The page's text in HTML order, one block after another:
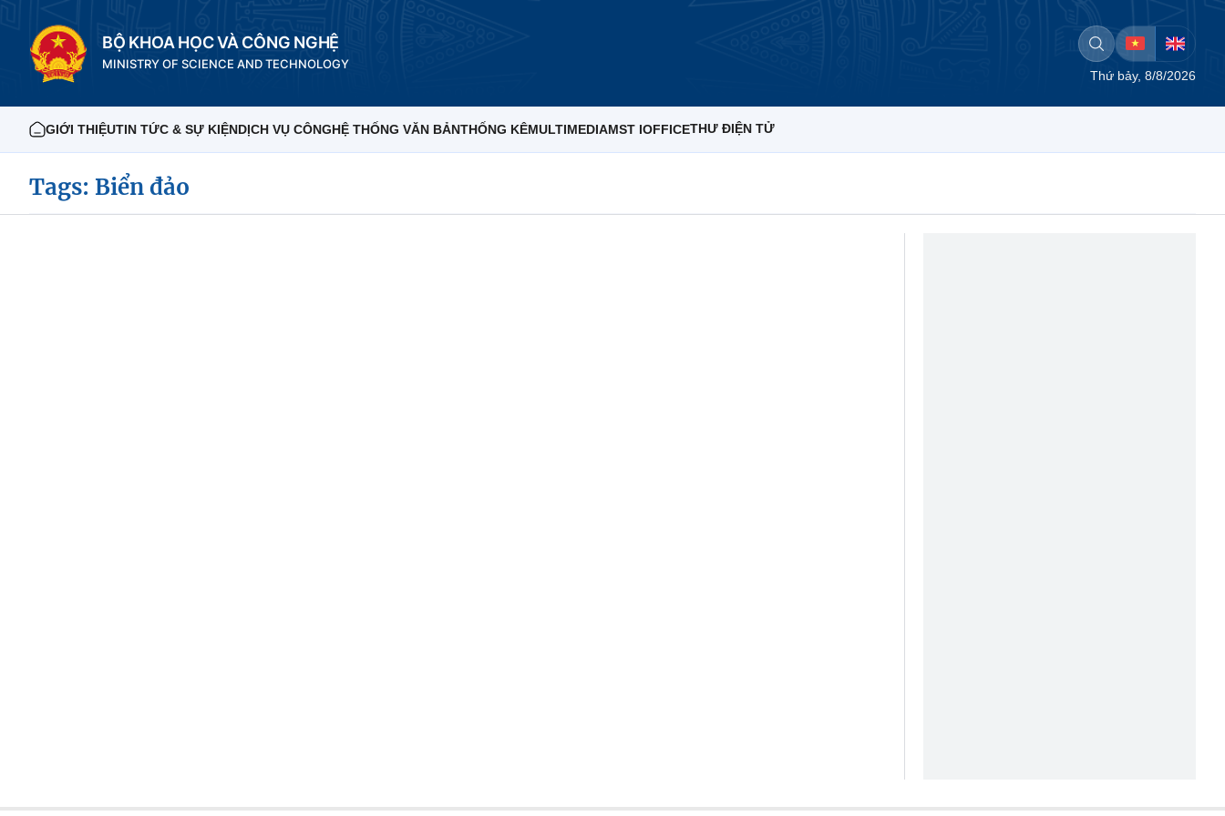
BỘ KHOA HỌC VÀ CÔNG NGHỆ
MINISTRY OF SCIENCE AND TECHNOLOGY
Thứ bảy, 8/8/2026
GIỚI THIỆUTIN TỨC & SỰ KIỆNDỊCH VỤ CÔNGHỆ THỐNG VĂN BẢNTHỐNG KÊMULTIMEDIAMST IOFFICETHƯ ĐIỆN TỬ
Tags: Biển đảo